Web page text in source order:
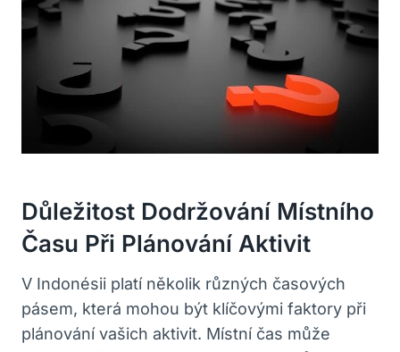
Důležitost Dodržování Místního⁤
Času Při Plánování Aktivit
V Indonésii platí několik různých​ časových‌
pásem, která ⁢mohou⁣ být ⁣klíčovými faktory při
plánování ‍vašich aktivit. Místní ​čas může‌